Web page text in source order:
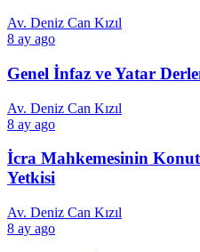
Av. Deniz Can Kızıl
8 ay ago
Genel İnfaz ve Yatar
Av. Deniz Can Kızıl
8 ay ago
İcra Mahkemesinin
Yetkisi
Av. Deniz Can Kızıl
8 ay ago